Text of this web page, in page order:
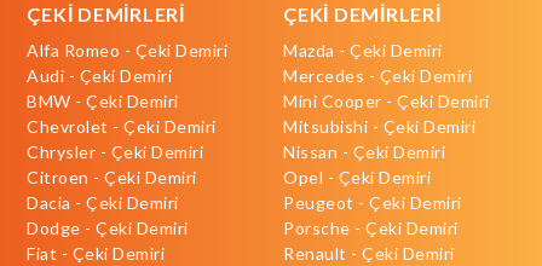
ÇEKİ DEMİRLERİ
Alfa Romeo - Çeki Demiri
Audi - Çeki Demiri
BMW - Çeki Demiri
Chevrolet - Çeki Demiri
Chrysler - Çeki Demiri
Citroen - Çeki Demiri
Dacia - Çeki Demiri
Dodge - Çeki Demiri
Fiat - Çeki Demiri
ÇEKİ DEMİRLERİ
Mazda - Çeki Demiri
Mercedes - Çeki Demiri
Mini Cooper - Çeki Demiri
Mitsubishi - Çeki Demiri
Nissan - Çeki Demiri
Opel - Çeki Demiri
Peugeot - Çeki Demiri
Porsche - Çeki Demiri
Renault - Çeki Demiri